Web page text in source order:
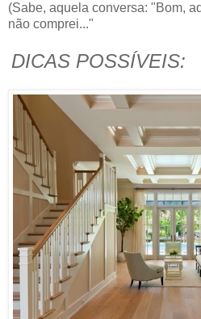
(Sabe, aquela conversa: "Bom,
não comprei..."
DICAS POSSÍVEIS: